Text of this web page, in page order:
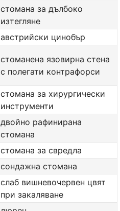
стомана за дълбоко
изтегляне
австрийски цинобър
стоманена язовирна стена
с полегати контрафорси
стомана за хирургически
инструменти
двойно рафинирана
стомана
стомана за свредла
сондажна стомана
слаб вишневочервен цвят
при закаляване